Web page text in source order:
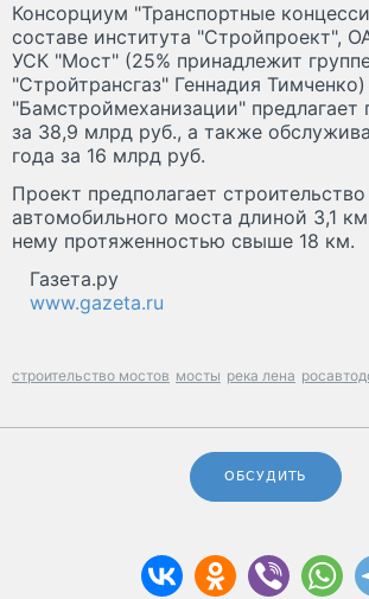
Консорциум "Транспортные
составе института "Стройпроект",
УСК "Мост" (25% принадлежит
"Стройтрансгаз" Геннадия
"Бамстроймеханизации" предлагает
за 38,9 млрд руб., а также
года за 16 млрд руб.
Проект предполагает
автомобильного моста длиной 3,1
нему протяженностью свыше 18 км.
Газета.ру
www.gazeta.ru
строительство мостов мосты река лена
ОБСУДИТЬ